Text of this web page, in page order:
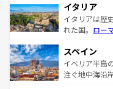
イタリア
イタリアは歴
れた国。 ロー
ろん、トスカ
景など、自然
ピザやパスタ
スペイン
イベリア半島
注ぐ地中海沿